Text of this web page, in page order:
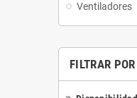
Ventiladores
FILTRAR POR